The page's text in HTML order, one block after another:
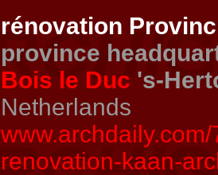
rénovation
province
Bois le Duc 's-
Netherlands
renovation-kaan-